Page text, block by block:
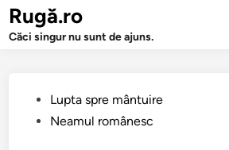
Sari
conținut
Rugă.ro
Căci singur nu sunt de ajuns.
PublicatLupta spre mântuire
Neamul românesc